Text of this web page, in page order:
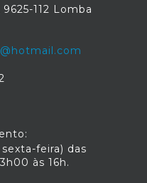
112 Lomba
feira) das
às 16h.